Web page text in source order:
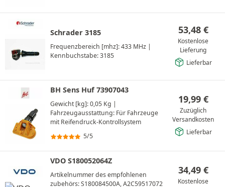
Schrader 3185
Frequenzbereich [mhz]: 433 MHz |
Kennbuchstabe: 3185
53,48 €
Kostenlose
Lieferung
Lieferbar
BH Sens Huf 73907043
5/5
Gewicht [kg]: 0,05 Kg |
Fahrzeugausstattung: Für Fahrzeuge
mit Reifendruck-Kontrollsystem
19,99 €
Zuzüglich
Versandkosten
Lieferbar
VDO S180052064Z
Artikelnummer des empfohlenen
zubehörs: S180084500A, A2C59517072
34,49 €
Kostenlose